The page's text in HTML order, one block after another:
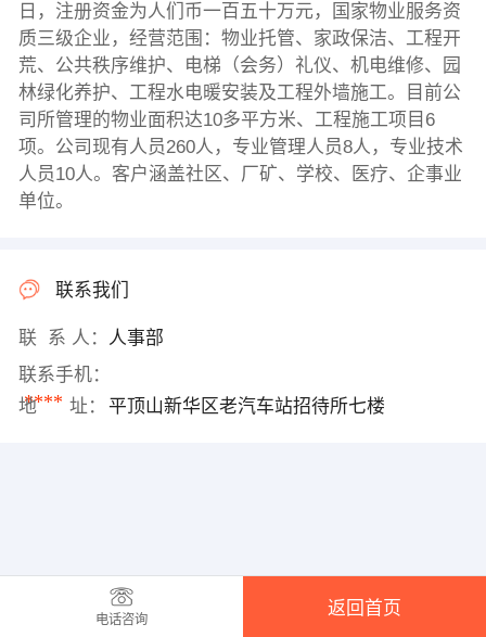
日，注册资金为人们币一百五十万元，国家物业服务资
质三级企业，经营范围：物业托管、家政保洁、工程开
荒、公共秩序维护、电梯（会务）礼仪、机电维修、园
林绿化养护、工程水电暖安装及工程外墙施工。目前公
司所管理的物业面积达10多平方米、工程施工项目6
项。公司现有人员260人，专业管理人员8人，专业技术
人员10人。客户涵盖社区、厂矿、学校、医疗、企事业
单位。
联系我们
联 系 人： 人事部
联系手机：
****
地 址： 平顶山新华区老汽车站招待所七楼
电话咨询
返回首页